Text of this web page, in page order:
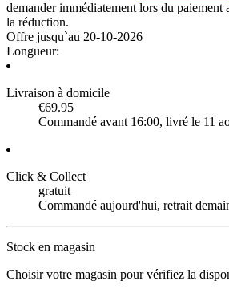
demander immédiatement lors du paiement
la réduction.
Offre jusqu`au 20-10-2026
Longueur:
Livraison à domicile
€69.95
Commandé avant 16:00, livré le 11
Click & Collect
gratuit
Commandé aujourd'hui, retrait
Stock en magasin
Choisir votre magasin pour vérifiez la